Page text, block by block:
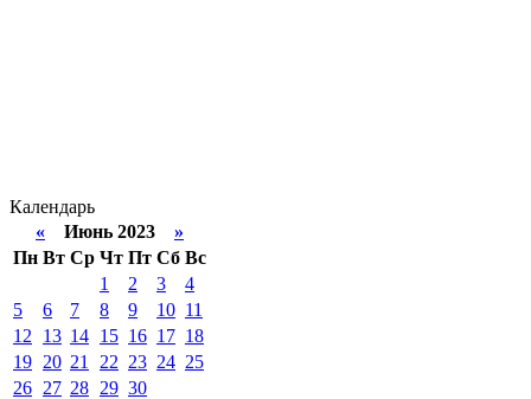
Календарь
« Июнь 2023 »
Пн Вт Ср Чт Пт Сб Вс
1
2 3
4
5
6 7 8 9 10 11
12
13 14 15 16 17 18
19 20 21 22 23 24 25
26 27 28 29 30